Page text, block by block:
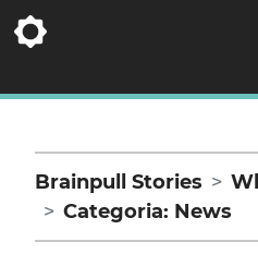
Brainpull Stories
Categoria: News